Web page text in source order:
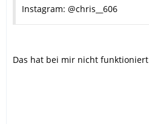
Instagram: @chris__606
Das hat bei mir nicht funktioniert